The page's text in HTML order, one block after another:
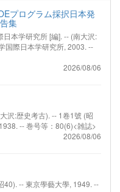
プログラム採択日本発
集
本学研究所 [編]. -- (南大沢:
国際日本学研究所, 2003. --
2026/08/06
沢:歴史考古). -- 1卷1號 (昭
-- 巻号等：80(6)<雑誌>
2026/08/06
40). -- 東京學藝大學, 1949. --